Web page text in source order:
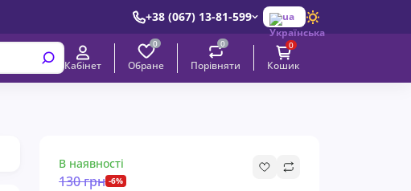
+38 (067) 13-81-599 ua
Кабінет
0
Обране
0
Порівняти
0
Кошик
В наявності
130 грн -6%